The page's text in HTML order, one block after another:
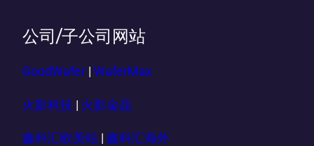
公司/子公司网站
GoodWafer WaferMax
火影科技 | 火影金晶
鑫科汇欧美站 鑫科汇海外